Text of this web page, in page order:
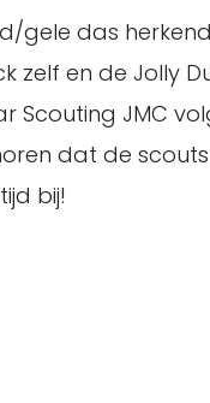
gele das
zelf en de Jolly
JMC
dat de
bij!